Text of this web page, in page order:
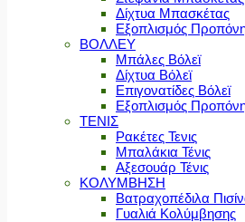
Δίχτυα Μπασκέτας
Εξοπλισμός
ΒΟΛΛΕΥ
Μπάλες Βόλεϊ
Δίχτυα Βόλεϊ
Επιγονατίδες Βόλεϊ
Εξοπλισμός
ΤΕΝΙΣ
Ρακέτες Τενις
Μπαλάκια Τένις
Αξεσουάρ Τένις
ΚΟΛΥΜΒΗΣΗ
Βατραχοπέδιλα
Γυαλιά Κολύμβησης